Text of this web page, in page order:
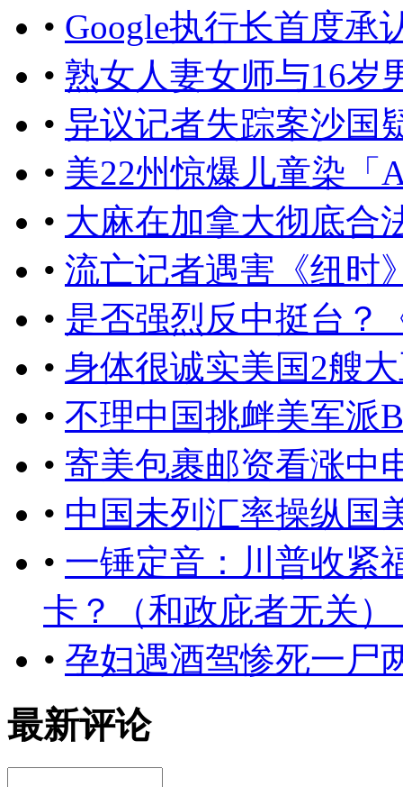
• Google执行长首度承
• 熟女人妻女师与16岁
• 异议记者失踪案沙国
• 美22州惊爆儿童染「
• 大麻在加拿大彻底合
• 流亡记者遇害《纽时
• 是否强烈反中挺台？
• 身体很诚实美国2艘
• 不理中国挑衅美军派
• 寄美包裹邮资看涨中
• 中国未列汇率操纵国
• 一锤定音：川普收紧
卡？（和政庇者无关）
• 孕妇遇酒驾惨死一尸
最新评论